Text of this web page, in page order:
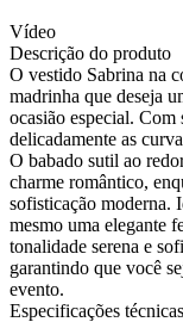
Vídeo
Descrição do produto
O vestido Sabrina na
madrinha que deseja
ocasião especial. Com
delicadamente as
O babado sutil ao
charme romântico,
sofisticação moderna.
mesmo uma elegante
tonalidade serena e
garantindo que você
evento.
Especificações técnicas